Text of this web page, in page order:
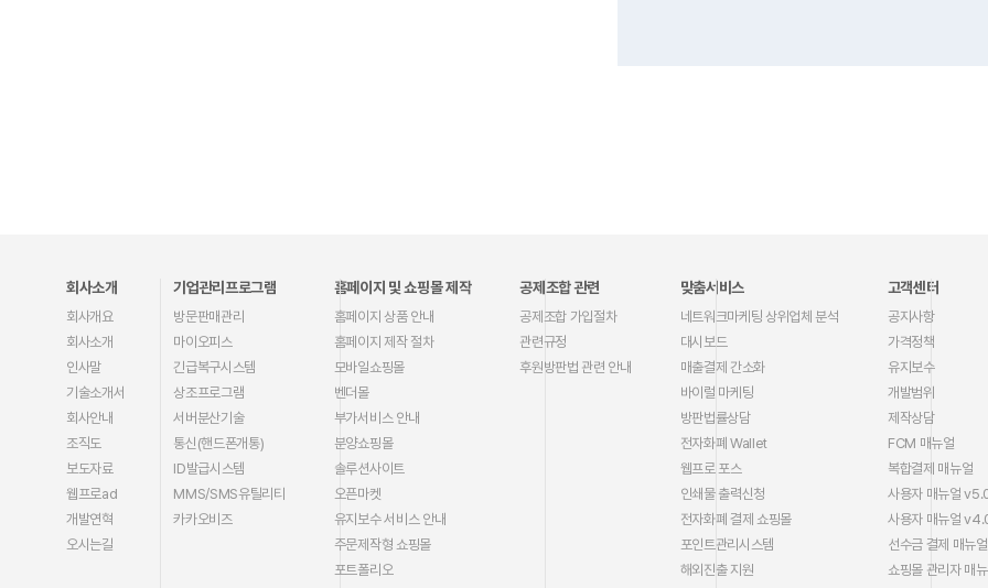
회사소개
회사개요
회사소개
인사말
기술소개서
회사안내
조직도
보도자료
웹프로ad
개발연혁
오시는길
기업관리프로그램
방문판매관리
마이오피스
긴급복구시스템
상조프로그램
서버분산기술
통신(핸드폰개통)
ID발급시스템
MMS/SMS유틸리티
카카오비즈
홈페이지 및 쇼핑몰 제작
홈페이지 상품 안내
홈페이지 제작 절차
모바일쇼핑몰
벤더몰
부가서비스 안내
분양쇼핑몰
솔루션사이트
오픈마켓
유지보수 서비스 안내
주문제작형 쇼핑몰
포트폴리오
공제조합 관련
공제조합 가입절차
관련규정
후원방판법 관련 안내
맞춤서비스
네트워크마케팅 상위업체 분석
대시보드
매출결제 간소화
바이럴 마케팅
방판법률상담
전자화폐 Wallet
웹프로 포스
인쇄물 출력신청
전자화폐 결제 쇼핑몰
포인트관리시스템
해외진출 지원
고객센터
공지사항
가격정책
유지보수
개발범위
제작상담
FCM 매뉴얼
복합결제 매뉴얼
사용자 매뉴얼
사용자 매뉴얼
선수금 결제 매뉴얼
쇼핑몰 관리자 매